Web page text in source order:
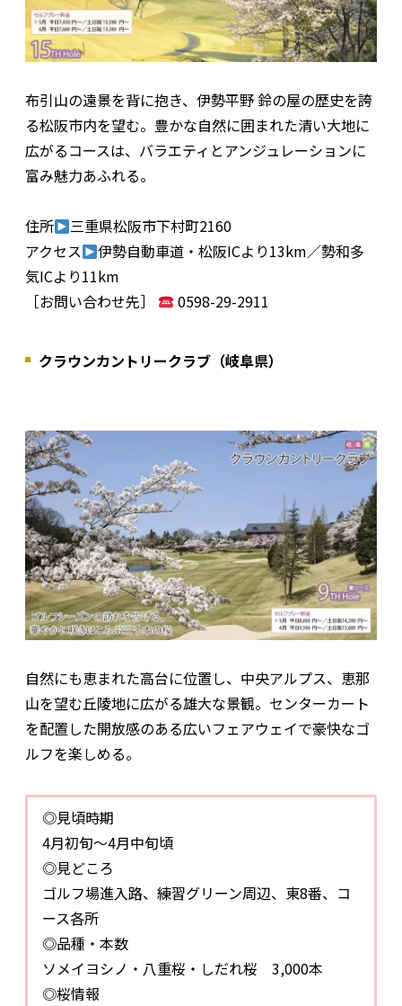
布引山の遠景を背に抱き、伊勢平野 鈴の屋の歴史を誇
る松阪市内を望む。豊かな自然に囲まれた清い大地に
広がるコースは、バラエティとアンジュレーションに
富み魅力あふれる。
住所
三重県松阪市下村町2160
アクセス
伊勢自動車道・松阪ICより13km／勢和多
気ICより11km
［お問い合わせ先］
0598-29-2911
クラウンカントリークラブ（岐阜県）
自然にも恵まれた高台に位置し、中央アルプス、恵那
山を望む丘陵地に広がる雄大な景観。センターカート
を配置した開放感のある広いフェアウェイで豪快なゴ
ルフを楽しめる。
◎見頃時期
4月初旬～4月中旬頃
◎見どころ
ゴルフ場進入路、練習グリーン周辺、東8番、コ
ース各所
◎品種・本数
ソメイヨシノ・八重桜・しだれ桜 3,000本
◎桜情報